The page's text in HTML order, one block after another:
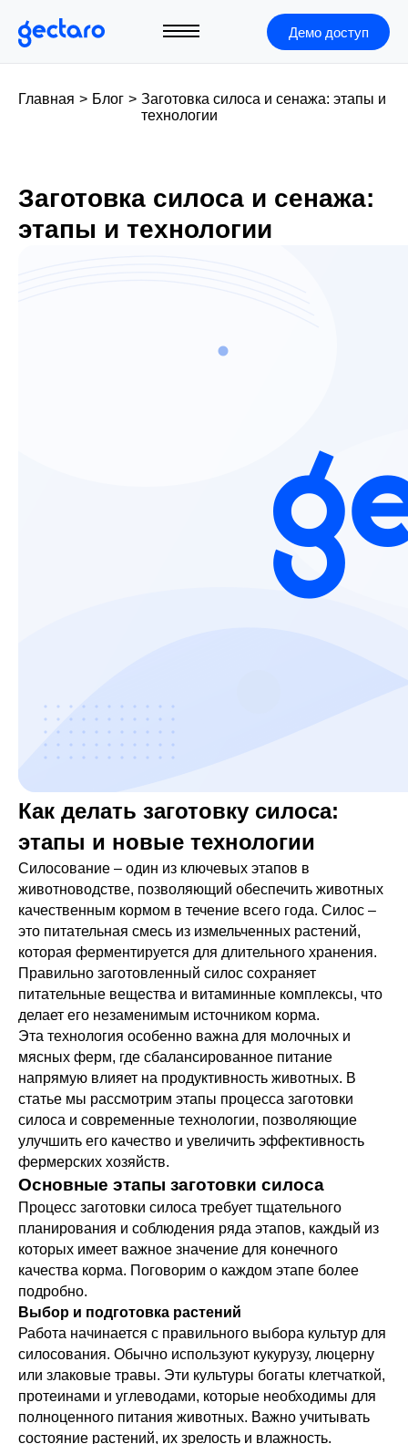
Демо доступ
Главная > Блог > Заготовка силоса и сенажа: этапы и
технологии
Заготовка силоса и сенажа:
этапы и технологии
Как делать заготовку силоса:
этапы и новые технологии
Силосование – один из ключевых этапов в
животноводстве, позволяющий обеспечить животных
качественным кормом в течение всего года. Силос –
это питательная смесь из измельченных растений,
которая ферментируется для длительного хранения.
Правильно заготовленный силос сохраняет
питательные вещества и витаминные комплексы, что
делает его незаменимым источником корма.
Эта технология особенно важна для молочных и
мясных ферм, где сбалансированное питание
напрямую влияет на продуктивность животных. В
статье мы рассмотрим этапы процесса заготовки
силоса и современные технологии, позволяющие
улучшить его качество и увеличить эффективность
фермерских хозяйств.
Основные этапы заготовки силоса
Процесс заготовки силоса требует тщательного
планирования и соблюдения ряда этапов, каждый из
которых имеет важное значение для конечного
качества корма. Поговорим о каждом этапе более
подробно.
Выбор и подготовка растений
Работа начинается с правильного выбора культур для
силосования. Обычно используют кукурузу, люцерну
или злаковые травы. Эти культуры богаты клетчаткой,
протеинами и углеводами, которые необходимы для
полноценного питания животных. Важно учитывать
состояние растений, их зрелость и влажность.